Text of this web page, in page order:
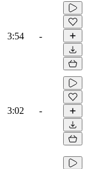
3:54 -
3:02 -